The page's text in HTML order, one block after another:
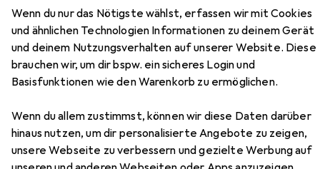
Wenn du nur das Nötigste wählst, erfassen wir mit Cookies
und ähnlichen Technologien Informationen zu deinem Gerät
und deinem Nutzungsverhalten auf unserer Website. Diese
brauchen wir, um dir bspw. ein sicheres Login und
Basisfunktionen wie den Warenkorb zu ermöglichen.
Wenn du allem zustimmst, können wir diese Daten darüber
hinaus nutzen, um dir personalisierte Angebote zu zeigen,
unsere Webseite zu verbessern und gezielte Werbung auf
EUR
69,95
Brütting
Sportschuhe
4 Grössen
Zubehör für Brütting
Sportschuhe
Hier findest du passendes Zubehör zum Produkt Brütting